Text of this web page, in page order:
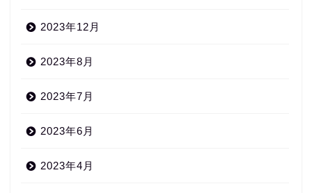
2023年12月
2023年8月
2023年7月
2023年6月
2023年4月